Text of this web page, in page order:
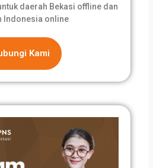
daerah Bekasi offline dan
Indonesia online
Kami